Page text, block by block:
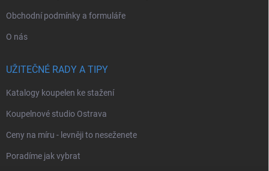
Obchodní podmínky a formuláře
O nás
UŽITEČNÉ RADY A TIPY
Katalogy koupelen ke stažení
Koupelnové studio Ostrava
Ceny na míru - levněji to neseženete
Poradíme jak vybrat